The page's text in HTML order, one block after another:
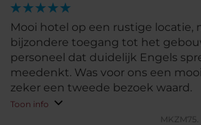
Mooi hotel op een rustige locatie,
bijzondere toegang tot het
personeel dat duidelijk Engels
meedenkt. Was voor ons een
zeker een tweede bezoek waard.
Toon info
MKZM75.